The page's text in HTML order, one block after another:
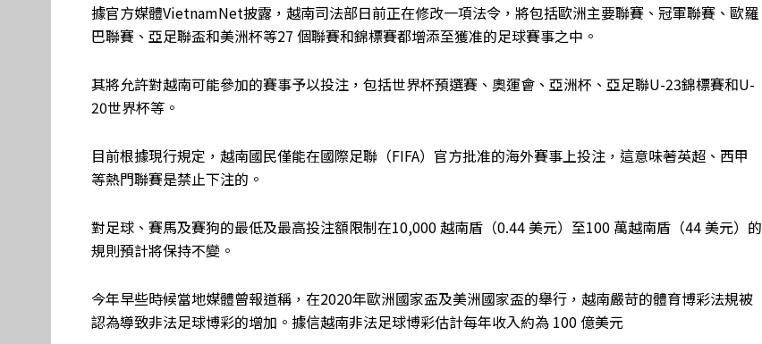
據官方媒體VietnamNet披露，越南司法部日前正在修改一項法令，將包括歐洲主要聯賽、冠軍聯賽、歐羅
巴聯賽、亞足聯盃和美洲杯等27 個聯賽和錦標賽都增添至獲准的足球賽事之中。
其將允許對越南可能參加的賽事予以投注，包括世界杯預選賽、奧運會、亞洲杯、亞足聯U-23錦標賽和U-
20世界杯等。
目前根據現行規定，越南國民僅能在國際足聯（FIFA）官方批准的海外賽事上投注，這意味著英超、西甲
等熱門聯賽是禁止下注的。
對足球、賽馬及賽狗的最低及最高投注額限制在10,000 越南盾（0.44 美元）至100 萬越南盾（44 美元）的
規則預計將保持不變。
今年早些時候當地媒體曾報道稱，在2020年歐洲國家盃及美洲國家盃的舉行，越南嚴苛的體育博彩法規被
認為導致非法足球博彩的增加。據信越南非法足球博彩估計每年收入約為 100 億美元